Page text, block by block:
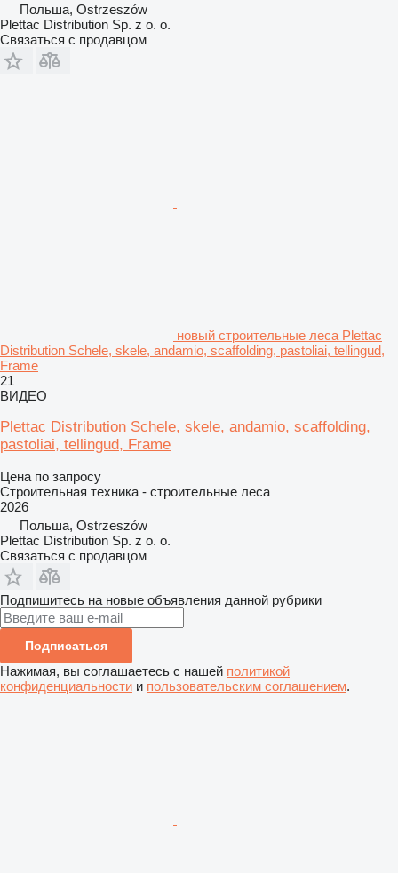
Польша, Ostrzeszów
Plettac Distribution Sp. z o. o.
Связаться с продавцом
новый строительные леса Plettac
Distribution Schele, skele, andamio, scaffolding, pastoliai, tellingud,
Frame
21
ВИДЕО
Plettac Distribution Schele, skele, andamio, scaffolding,
pastoliai, tellingud, Frame
Цена по запросу
Строительная техника - строительные леса
2026
Польша, Ostrzeszów
Plettac Distribution Sp. z o. o.
Связаться с продавцом
Подпишитесь на новые объявления данной рубрики
Подписаться
Нажимая, вы соглашаетесь с нашей политикой
конфиденциальности и пользовательским соглашением.